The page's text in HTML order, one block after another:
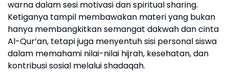
warna dalam sesi motivasi dan spiritual sharing.
Ketiganya tampil membawakan materi yang bukan
hanya membangkitkan semangat dakwah dan cinta
Al-Qur’an, tetapi juga menyentuh sisi personal siswa
dalam memahami nilai-nilai hijrah, kesehatan, dan
kontribusi sosial melalui shadaqah.